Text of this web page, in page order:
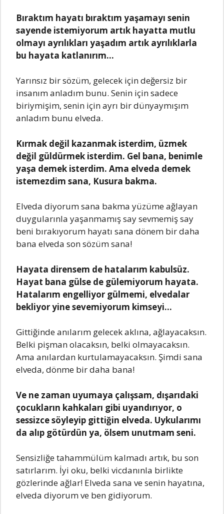
Bıraktım hayatı bıraktım yaşamayı senin
sayende istemiyorum artık hayatta mutlu
olmayı ayrılıkları yaşadım artık ayrılıklarla
bu hayata katlanırım…
Yarınsız bir sözüm, gelecek için değersiz bir
insanım anladım bunu. Senin için sadece
biriymişim, senin için ayrı bir dünyaymışım
anladım bunu elveda.
Kırmak değil kazanmak isterdim, üzmek
değil güldürmek isterdim. Gel bana, benimle
yaşa demek isterdim. Ama elveda demek
istemezdim sana, Kusura bakma.
Elveda diyorum sana bakma yüzüme ağlayan
duygularınla yaşanmamış say sevmemiş say
beni bırakıyorum hayatı sana dönem bir daha
bana elveda son sözüm sana!
Hayata dirensem de hatalarım kabulsüz.
Hayat bana gülse de gülemiyorum hayata.
Hatalarım engelliyor gülmemi, elvedalar
bekliyor yine sevemiyorum kimseyi…
Gittiğinde anılarım gelecek aklına, ağlayacaksın.
Belki pişman olacaksın, belki olmayacaksın.
Ama anılardan kurtulamayacaksın. Şimdi sana
elveda, dönme bir daha bana!
Ve ne zaman uyumaya çalışsam, dışarıdaki
çocukların kahkaları gibi uyandırıyor, o
sessizce söyleyip gittiğin elveda. Uykularımı
da alıp götürdün ya, ölsem unutmam seni.
Sensizliğe tahammülüm kalmadı artık, bu son
satırlarım. İyi oku, belki vicdanınla birlikte
gözlerinde ağlar! Elveda sana ve senin hayatına,
elveda diyorum ve ben gidiyorum.